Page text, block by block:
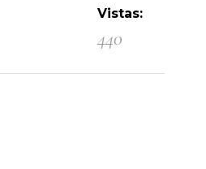
Vistas:
440